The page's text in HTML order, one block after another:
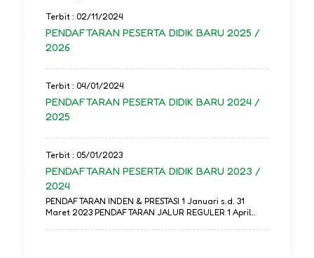
Terbit : 02/11/2024
PENDAFTARAN PESERTA DIDIK BARU 2025 /
2026
Terbit : 04/01/2024
PENDAFTARAN PESERTA DIDIK BARU 2024 /
2025
Terbit : 05/01/2023
PENDAFTARAN PESERTA DIDIK BARU 2023 /
2024
PENDAFTARAN INDEN & PRESTASI 1 Januari s.d. 31
Maret 2023 PENDAFTARAN JALUR REGULER 1 April..